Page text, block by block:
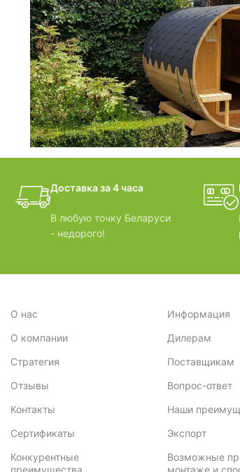
фотогалерея
ДОМИКИ
фотогалерея
БАНИ-
Доставка за 4 часа
В любую точку Беларуси
- недорого!
О нас
О компании
Стратегия
Отзывы
Контакты
Сертификаты
Конкурентные
преимущества
Информация
Дилерам
Поставщикам
Вопрос-ответ
Наши
Экспорт
Возможные
монтаже и